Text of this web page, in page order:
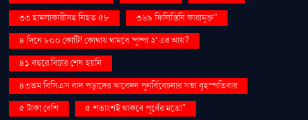
৩৩ হামলাকারীসহ নিহত ৫৮
৩৬৯ ফিলিস্তিনি কারামুক্ত"
৪ দিনে ৮০০ কোটি! কোথায় থামবে 'পুষ্পা ২' এর আয়?
৪১ বছরে বিচার শেষ হয়নি
৪৩তম বিসিএস বাদ পড়াদের আবেদন পুনর্বিবেচনার সভা বৃহস্পতিবার
৫ টাকা বেশি
৫ শতাংশই থাকবে পূর্বের মতো"